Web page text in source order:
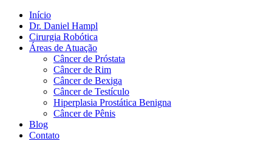
Início
Dr. Daniel Hampl
Cirurgia Robótica
Áreas de Atuação
Câncer de Próstata
Câncer de Rim
Câncer de Bexiga
Câncer de Testículo
Hiperplasia Prostática Benigna
Câncer de Pênis
Blog
Contato